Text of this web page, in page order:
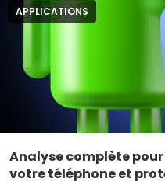
APPLICATIONS
Analyse complète
votre téléphone et